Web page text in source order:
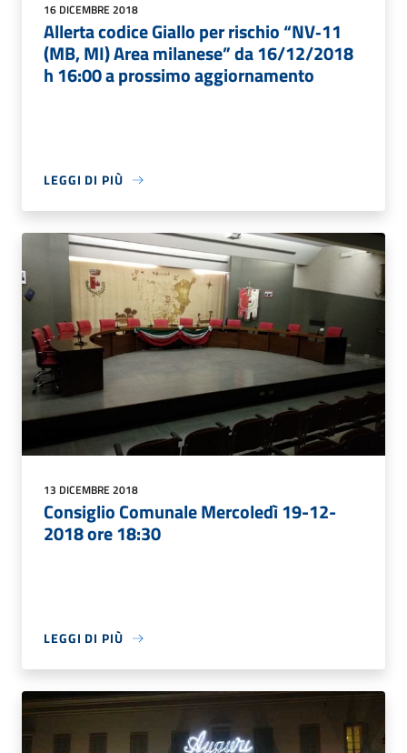
16 DICEMBRE 2018
Allerta codice Giallo per rischio “NV‐11
(MB, MI) Area milanese” da 16/12/2018
h 16:00 a prossimo aggiornamento
LEGGI DI PIÙ
13 DICEMBRE 2018
Consiglio Comunale Mercoledì 19-12-
2018 ore 18:30
LEGGI DI PIÙ